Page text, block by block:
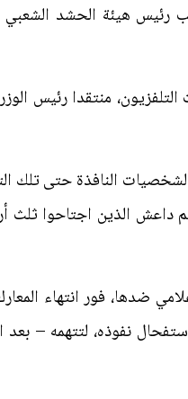
رئيس هيئة الحشد
منتقدا رئيس
النافذة حتى تلك
داعش الذين اجتاحوا ثلث
ضدها، فور انتهاء
نفوذه، لتتهمه –